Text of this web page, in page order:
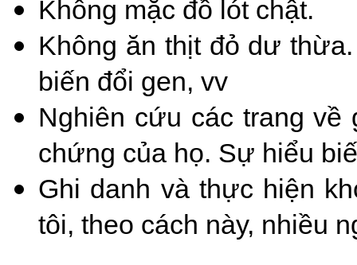
Không mặc đồ lót chật.
Không ăn thịt đỏ dư
biến đổi gen, vv
Nghiên cứu các trang
chứng của họ. Sự hiểu
Ghi danh và thực hiện
tôi, theo cách này, nhiều